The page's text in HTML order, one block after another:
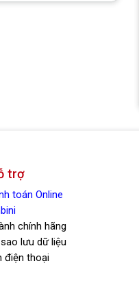
Yêu thích
trợ
toán Online
chính hãng
lưu dữ liệu
điện thoại